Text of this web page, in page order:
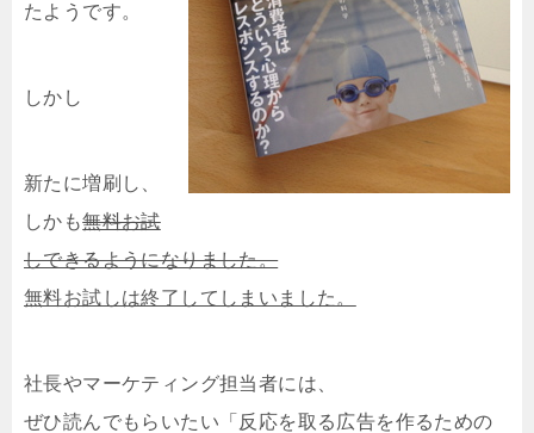
たようです。
しかし
新たに増刷し、
しかも無料お試
しできるようになりました。
無料お試しは終了してしまいました。
社長やマーケティング担当者には、
ぜひ読んでもらいたい「反応を取る広告を作るための